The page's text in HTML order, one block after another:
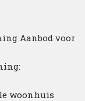
Aanbod voor
woonhuis